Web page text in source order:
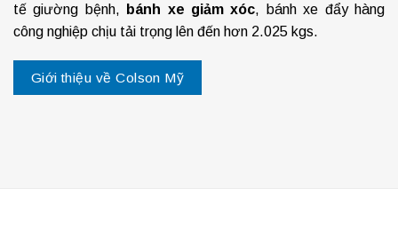
tế giường bệnh,
bánh xe giảm xóc, bánh xe đẩy hàng
công nghiệp chịu tải trọng lên đến hơn 2.025 kgs.
Giới thiệu về Colson Mỹ